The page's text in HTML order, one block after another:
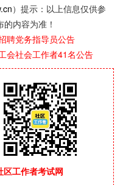
）提示：以上信息仅供参
内容为准！
聘党务指导员公告
会社会工作者41名公告
工作者考试网